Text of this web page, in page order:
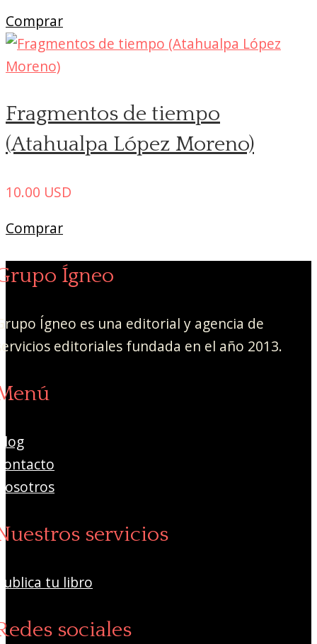
Comprar
Fragmentos de tiempo
(Atahualpa López Moreno)
10.00 USD
Comprar
Ígneo
Ígneo es una editorial y agencia de
editoriales fundada en el año 2013.
servicios
tu libro
sociales